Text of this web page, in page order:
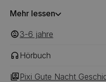
Mehr lessen
3-6 ‎‎ jahre
Hörbuch
Pixi Gute Nacht